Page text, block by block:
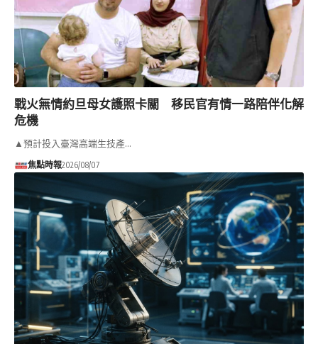
戰火無情約旦母女護照卡關 移民官有情一路陪伴化解
危機
▲預計投入臺灣高端生技產…
焦點時報2026/08/07